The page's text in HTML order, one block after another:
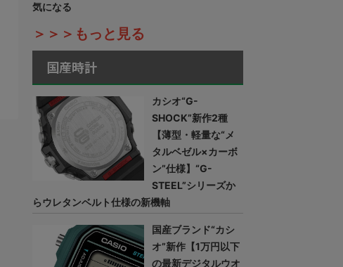
気になる
＞＞＞もっと見る
国産時計
カシオ“G-
SHOCK”新作2種
【薄型・軽量な“メ
タルベゼル×カーボ
ン”仕様】“G-
STEEL”シリーズか
らウレタンベルト仕様の新機軸
国産ブランド“カシ
オ”新作【1万円以下
の最新デジタルウオ